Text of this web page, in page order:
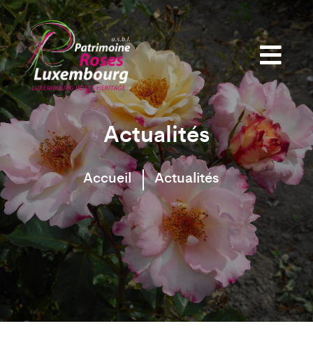
Actualités
Accueil Actualités